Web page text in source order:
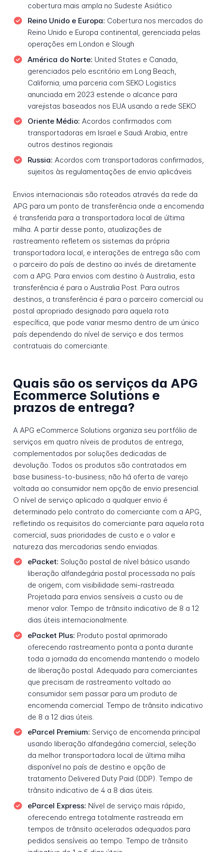
cobertura mais ampla no Sudeste Asiático
Reino Unido e Europa: Cobertura nos mercados do
Reino Unido e Europa continental, gerenciada pelas
operações em London e Slough
América do Norte: United States e Canada,
gerenciados pelo escritório em Long Beach,
California; uma parceria com SEKO Logistics
anunciada em 2023 estende o alcance para
varejistas baseados nos EUA usando a rede SEKO
Oriente Médio: Acordos confirmados com
transportadoras em Israel e Saudi Arabia, entre
outros destinos regionais
Russia: Acordos com transportadoras confirmados,
sujeitos às regulamentações de envio aplicáveis
Envios internacionais são roteados através da rede da
APG para um ponto de transferência onde a encomenda
é transferida para a transportadora local de última
milha. A partir desse ponto, atualizações de
rastreamento refletem os sistemas da própria
transportadora local, e interações de entrega são com
o parceiro do país de destino ao invés de diretamente
com a APG. Para envios com destino à Australia, esta
transferência é para o Australia Post. Para outros
destinos, a transferência é para o parceiro comercial ou
postal apropriado designado para aquela rota
específica, que pode variar mesmo dentro de um único
país dependendo do nível de serviço e dos termos
contratuais do comerciante.
Quais são os serviços da APG
Ecommerce Solutions e
prazos de entrega?
A APG eCommerce Solutions organiza seu portfólio de
serviços em quatro níveis de produtos de entrega,
complementados por soluções dedicadas de
devolução. Todos os produtos são contratados em
base business-to-business; não há oferta de varejo
voltada ao consumidor nem opção de envio presencial.
O nível de serviço aplicado a qualquer envio é
determinado pelo contrato do comerciante com a APG,
refletindo os requisitos do comerciante para aquela rota
comercial, suas prioridades de custo e o valor e
natureza das mercadorias sendo enviadas.
ePacket: Solução postal de nível básico usando
liberação alfandegária postal processada no país
de origem, com visibilidade semi-rastreada.
Projetada para envios sensíveis a custo ou de
menor valor. Tempo de trânsito indicativo de 8 a 12
dias úteis internacionalmente.
ePacket Plus: Produto postal aprimorado
oferecendo rastreamento ponta a ponta durante
toda a jornada da encomenda mantendo o modelo
de liberação postal. Adequado para comerciantes
que precisam de rastreamento voltado ao
consumidor sem passar para um produto de
encomenda comercial. Tempo de trânsito indicativo
de 8 a 12 dias úteis.
eParcel Premium: Serviço de encomenda principal
usando liberação alfandegária comercial, seleção
da melhor transportadora local de última milha
disponível no país de destino e opção de
tratamento Delivered Duty Paid (DDP). Tempo de
trânsito indicativo de 4 a 8 dias úteis.
eParcel Express: Nível de serviço mais rápido,
oferecendo entrega totalmente rastreada em
tempos de trânsito acelerados adequados para
pedidos sensíveis ao tempo. Tempo de trânsito